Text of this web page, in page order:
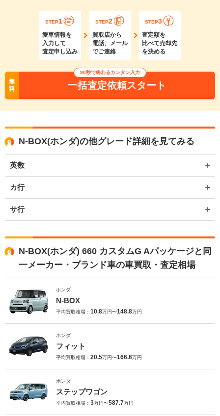
STEP1
愛車情報を
入力して
査定申し込み
STEP2
買取店から
電話、メール
でご連絡
STEP3
査定額を
比べて売却先
を決める
無
料
90秒で終わるカンタン入力
一括査定依頼スタート
N-BOX(ホンダ)の他グレード詳細を見てみる
英数
カ行
サ行
N-BOX(ホンダ) 660 カスタムG Aパッケージと同
一メーカー・ブランド車の車買取・査定相場
ホンダ
N-BOX
平均買取相場： 10.8万円〜148.8万円
ホンダ
フィット
平均買取相場： 20.5万円〜166.6万円
ホンダ
ステップワゴン
平均買取相場： 3万円〜587.7万円